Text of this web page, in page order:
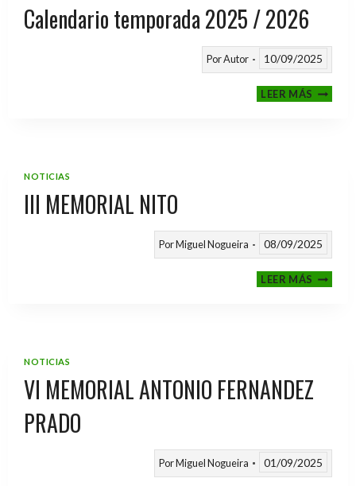
Calendario temporada 2025 / 2026
PorAutor 10/09/2025
LEER MÁS
NOTICIAS
III MEMORIAL NITO
PorMiguel Nogueira 08/09/2025
LEER MÁSIII
NOTICIAS
VI MEMORIAL ANTONIO FERNANDEZ
PRADO
PorMiguel Nogueira 01/09/2025